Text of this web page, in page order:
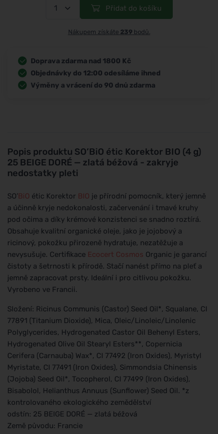
Popis produktu SO’BiO étic Korektor BIO (4 g)
25 BEIGE DORÉ — zlatá béžová - zakryje
nedostatky pleti
SO’BiO étic Korektor BIO je přírodní pomocník, který jemně
a účinně kryje nedokonalosti, začervenání i tmavé kruhy
pod očima a díky krémové konzistenci se snadno roztírá.
Obsahuje kvalitní organické oleje, jako je jojobový a
ricinový, pokožku přirozeně hydratuje, nezatěžuje a
nevysušuje. Certifikace Ecocert Cosmos Organic je garancí
čistoty a šetrnosti k přírodě. Stačí nanést přímo na pleť a
jemně zapracovat prsty. Ideální i pro citlivou pokožku.
Vyrobeno ve Francii.
Složení: Ricinus Communis (Castor) Seed Oil*, Squalane, CI
77891 (Titanium Dioxide), Mica, Oleic/Linoleic/Linolenic
Polyglycerides, Hydrogenated Castor Oil Behenyl Esters,
Hydrogenated Olive Oil Stearyl Esters**, Copernicia
Cerifera (Carnauba) Wax*, CI 77492 (Iron Oxides), Myristyl
Myristate, CI 77491 (Iron Oxides), Simmondsia Chinensis
(Jojoba) Seed Oil*, Tocopherol, CI 77499 (Iron Oxides),
Bisabolol, Helianthus Annuus (Sunflower) Seed Oil. *z
kontrolovaného ekologického zemědělství
odstín: 25 BEIGE DORÉ — zlatá béžová
Země původu: Francie
Přidat do košíku
Nákupem získáte 239bodů.
Doprava zdarma nad 1800 Kč
Objednávky do 12:00 odesíláme ihned
Výměny a vrácení do 90 dnů zdarma